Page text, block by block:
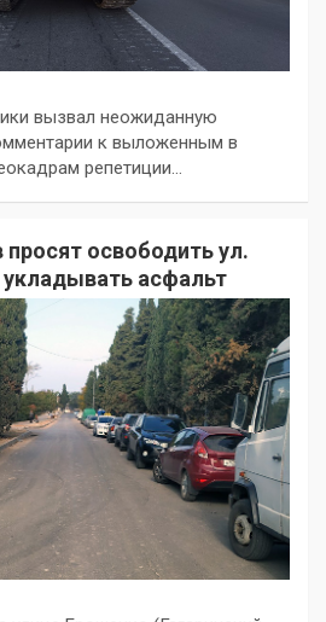
вызвал неожиданную
к выложенным в
репетиции…
освободить ул.
асфальт